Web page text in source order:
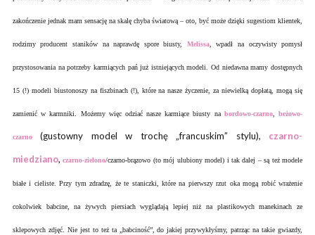
zakończenie jednak mam sensację na skalę chyba światową – oto, być może dzięki sugestiom klientek,
rodzimy producent staników na naprawdę spore biusty, Melissa, wpadł na oczywisty pomysł
przystosowania na potrzeby karmiących pań już istniejących modeli. Od niedawna mamy dostępnych
15 (!) modeli biustonoszy na fiszbinach (!), które na nasze życzenie, za niewielką dopłatą, mogą się
zamienić w karmniki. Możemy więc odziać nasze karmiące biusty na bordowo-czarno,beżowo-
czarno (gustowny model w trochę „francuskim” stylu), czarno-
miedziano, czarno-zielono/czarno-brązowo (to mój ulubiony model) i tak dalej – są też modele
białe i cieliste. Przy tym zdradzę, że te staniczki, które na pierwszy rzut oka mogą robić wrażenie
cokolwiek babcine, na żywych piersiach wyglądają lepiej niż na plastikowych manekinach ze
sklepowych zdjęć. Nie jest to też ta „babciność”, do jakiej przywykłyśmy, patrząc na takie gwiazdy,